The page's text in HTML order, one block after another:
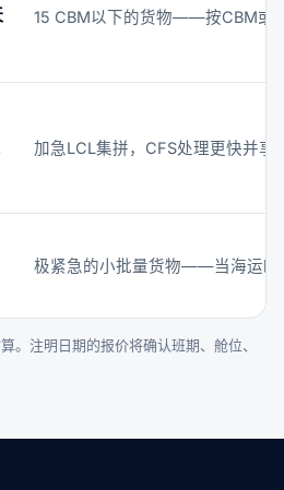
15 CBM以下的货物——按CBM或
加急LCL集拼，CFS处理更快并享
极紧急的小批量货物——当海运时
。注明日期的报价将确认班期、舱位、